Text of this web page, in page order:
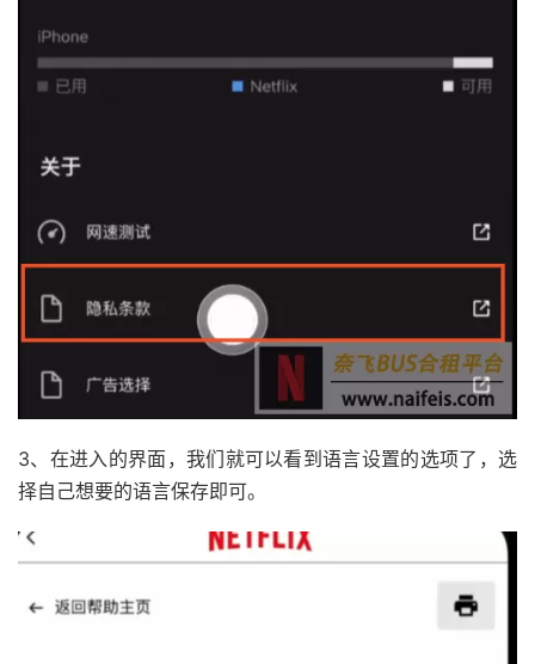
3、在进入的界面，我们就可以看到语言设置的选项了，选
择自己想要的语言保存即可。